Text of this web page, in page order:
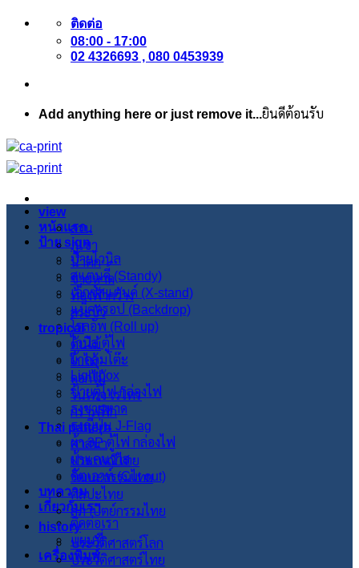
ข้าม
ติดต่อ
08:00 - 17:00
02 4326693 , 080 0453939
Add anything here or just remove it...ยินดีต้อนรับ
หน้าแรก
ป้าย sign
ป้ายไวนิล
สแตนดี้ (Standy)
เอ็กซ์สแตนด์ (X-stand)
แบ็คดรอป (Backdrop)
โรลอัพ (Roll up)
ไวนิล ตู้ไฟ
ผ้าคลุมโต๊ะ
Lightbox
ป้ายตู้ไฟ กล่องไฟ
ธงชายหาด
ธงญี่ปุ่น J-Flag
ผ้า 3P ตู้ไฟ กล่องไฟ
ผ้าแคนวาส
คัตเอาท์ (Cut out)
บทความ
เกี่ยวกับเรา
ติดต่อเรา
แผนที่
เครื่องพิมพ์
view
สวน
ภูเขา
น้ำตก
ชายหาด
ท้องฟ้ากว้าง
สระบัว
tropical
ต้นไม้
ใบไม้
ดอกไม้
วินเทจ เรโทร
กราฟฟิก
Thai pattern
ศาสนา
ประเพณีไทย
วัฒนะธรรมไทย
ศิลปะไทย
สภาปัตย์กรรมไทย
history
ประวัติศาสตร์โลก
ประวัติศาสตร์ไทย